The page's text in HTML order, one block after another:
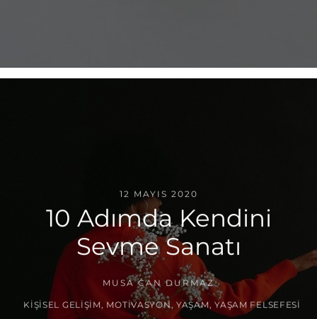
12 MAYIS 2020
10 Adımda Kendini
Sevme Sanatı
MUSA CAN DURMAZ
KIŞISEL GELIŞIM MOTIVASYON,YAŞAM ,YAŞAM FELSEFESI